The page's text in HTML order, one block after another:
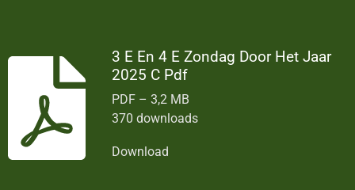
3 E En 4 E Zondag Door Het Jaar
2025 C Pdf
PDF – 3,2 MB
370 downloads
Download